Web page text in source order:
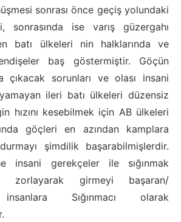
sonrası önce geçiş yolundaki
sonrasında ise varış güzergahı
batı ülkeleri nin halklarında ve
baş göstermiştir. Göçün
çıkacak sorunları ve olası insani
ileri batı ülkeleri düzensiz
hızını kesebilmek için AB ülkeleri
göçleri en azından kamplara
şimdilik başarabilmişlerdir.
insani gerekçeler ile sığınmak
zorlayarak girmeyi başaran/
insanlara Sığınmacı olarak